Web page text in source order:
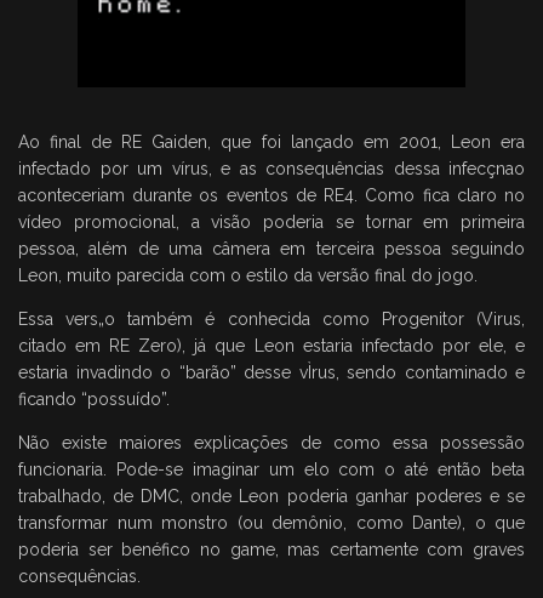
Ao final de RE Gaiden, que foi lançado em 2001, Leon era
infectado por um vírus, e as consequências dessa infecçnao
aconteceriam durante os eventos de RE4. Como fica claro no
vídeo promocional, a visão poderia se tornar em primeira
pessoa, além de uma câmera em terceira pessoa seguindo
Leon, muito parecida com o estilo da versão final do jogo.
Essa vers„o também é conhecida como Progenitor (Virus,
citado em RE Zero), já que Leon estaria infectado por ele, e
estaria invadindo o “barão” desse vÌrus, sendo contaminado e
ficando “possuído”.
Não existe maiores explicações de como essa possessão
funcionaria. Pode-se imaginar um elo com o até então beta
trabalhado, de DMC, onde Leon poderia ganhar poderes e se
transformar num monstro (ou demônio, como Dante), o que
poderia ser benéfico no game, mas certamente com graves
consequências.